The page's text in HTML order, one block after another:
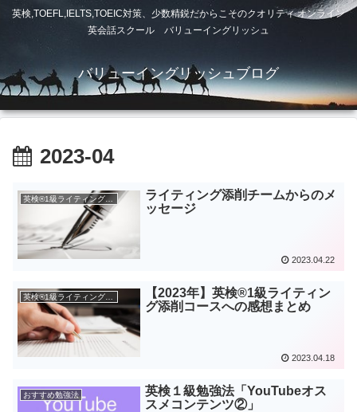
英検,TOEFL,IELTS,TOEIC対策、少数精鋭だからこそのクオリティ オンライン
英会話スクール バリューイングリッシュ
バリューイングリッシュブログ
2023-04
ライティング添削チームからのメ
ッセージ
2023.04.22
【2023年】英検®1級ライティン
グ添削コースへの感想まとめ
2023.04.18
おすすめ勉強法
英検１級勉強法「YouTubeオス
スメコンテンツ②」